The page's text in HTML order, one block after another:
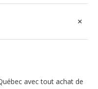
+
avec tout achat de